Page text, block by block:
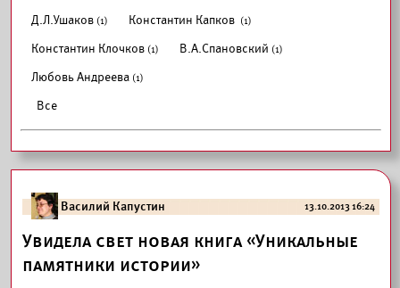
Д.Л.Ушаков (1) Константин Капков (1)
Константин Клочков (1) В.А.Спановский (1)
Любовь Андреева (1)
Все
Василий Капустин 13.10.2013 16:24
Увидела свет новая книга «Уникальные
памятники истории»